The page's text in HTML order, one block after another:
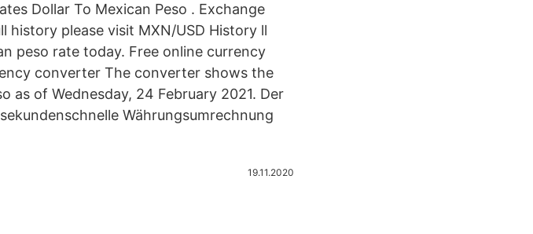
Dollar To Mexican Peso . Exchange
history please visit MXN/USD History ll
peso rate today. Free online currency
converter The converter shows the
as of Wednesday, 24 February 2021. Der
Währungsumrechnung
19.11.2020